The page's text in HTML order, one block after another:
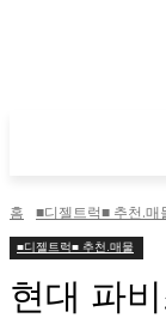
홈 ■디젤트럭■ 추천.매
■디젤트럭■ 추천.매물
현대 파